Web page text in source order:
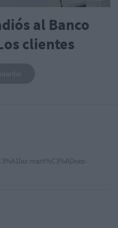
al Banco
clientes
mart%C3%ADnez-